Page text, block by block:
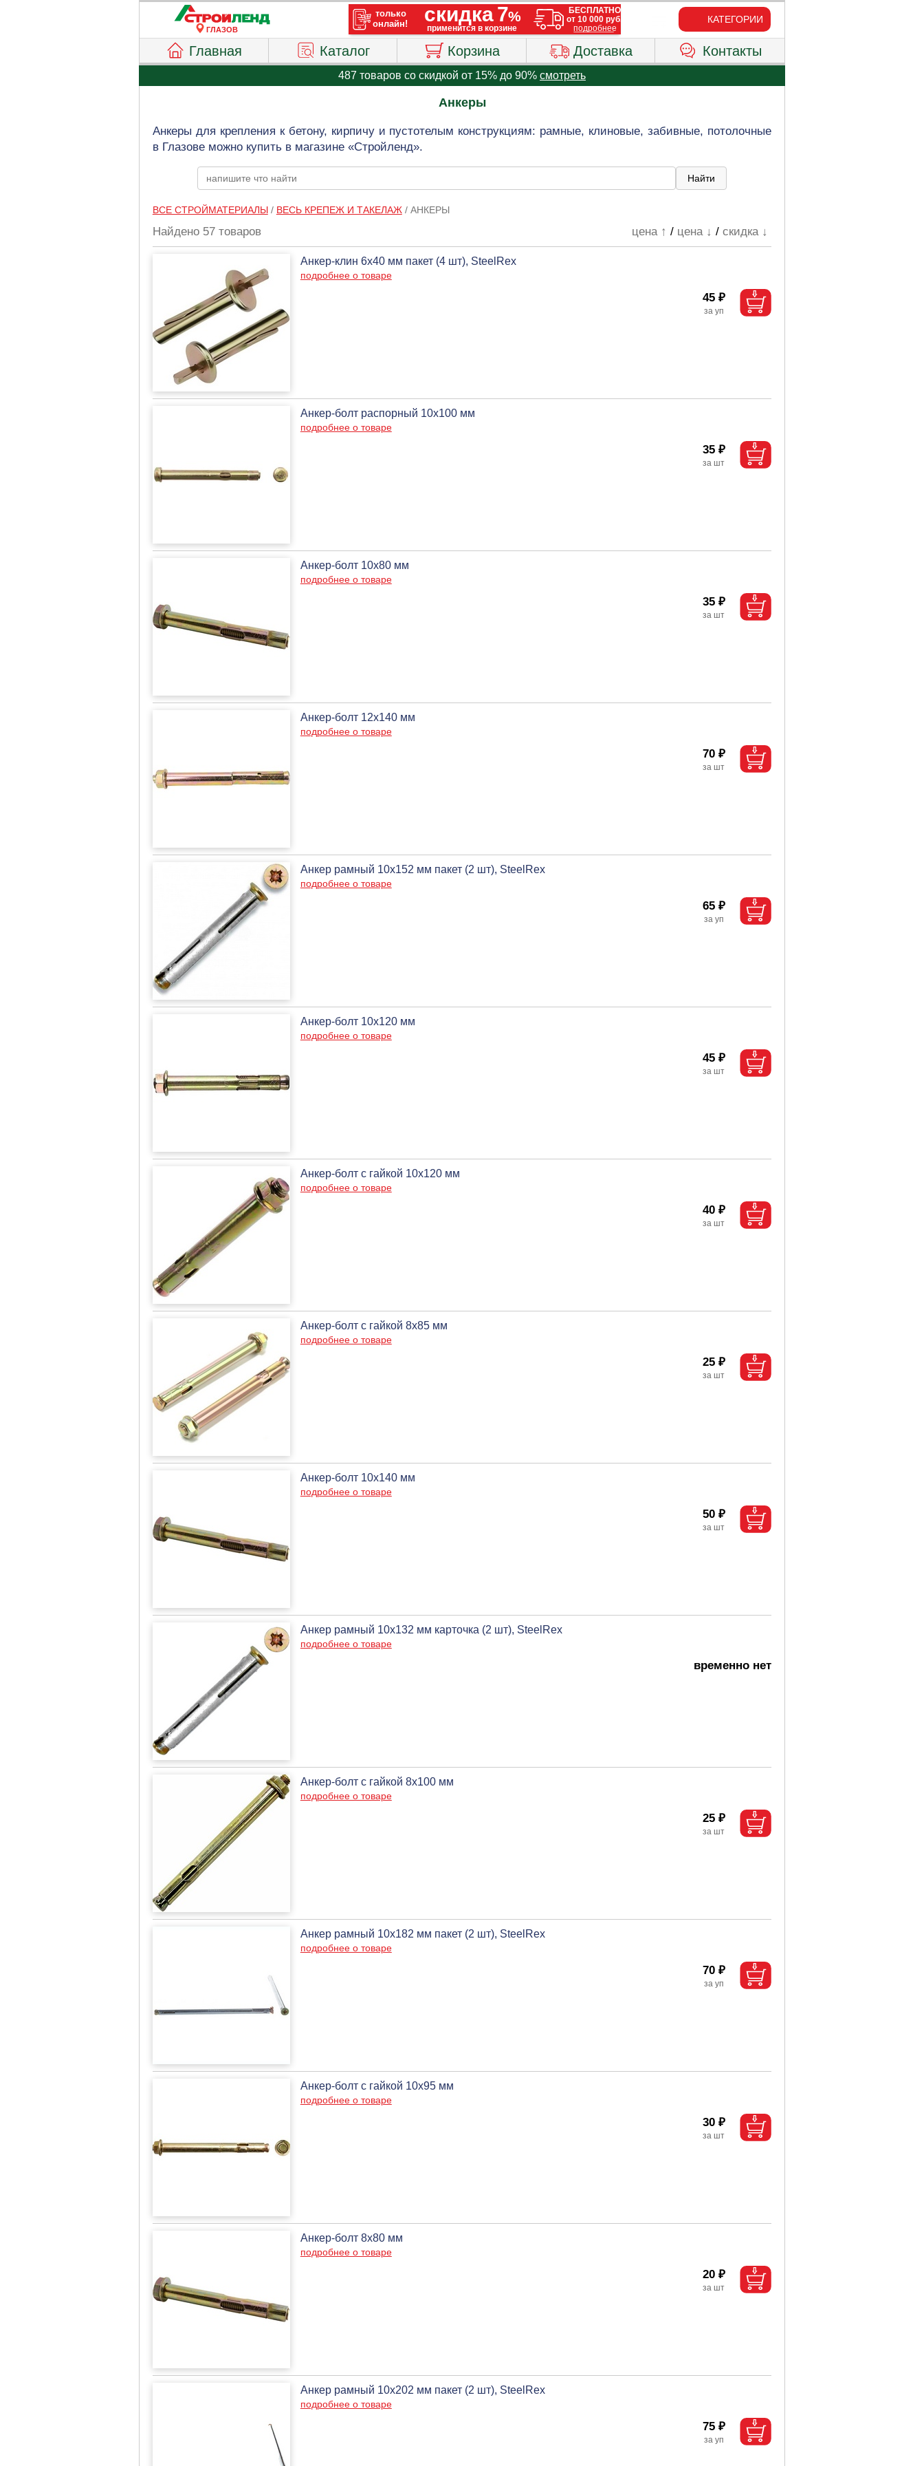
ГЛАЗОВ
КАТЕГОРИИ
Главная Каталог Корзина Доставка Контакты
487 товаров со скидкой от 15% до 90% смотреть
Анкеры
Анкеры для крепления к бетону, кирпичу и пустотелым конструкциям: рамные, клиновые, забивные, потолочные
в Глазове можно купить в магазине «Стройленд».
ВСЕ СТРОЙМАТЕРИАЛЫ/ ВЕСЬ КРЕПЕЖ И ТАКЕЛАЖ/ АНКЕРЫ
Найдено 57 товаров цена ↑ / цена ↓ /скидка ↓
Анкер-клин 6х40 мм пакет (4 шт), SteelRex
подробнее о товаре
45 ₽
Анкер-болт распорный 10х100 мм
подробнее о товаре
35 ₽
Анкер-болт 10х80 мм
подробнее о товаре
35 ₽
Анкер-болт 12х140 мм
подробнее о товаре
70 ₽
Анкер рамный 10х152 мм пакет (2 шт), SteelRex
подробнее о товаре
65 ₽
Анкер-болт 10х120 мм
подробнее о товаре
45 ₽
Анкер-болт с гайкой 10х120 мм
подробнее о товаре
40 ₽
Анкер-болт с гайкой 8х85 мм
подробнее о товаре
25 ₽
Анкер-болт 10х140 мм
подробнее о товаре
50 ₽
Анкер рамный 10х132 мм карточка (2 шт), SteelRex
подробнее о товаре
временно нет
Анкер-болт с гайкой 8х100 мм
подробнее о товаре
25 ₽
Анкер рамный 10х182 мм пакет (2 шт), SteelRex
подробнее о товаре
70 ₽
Анкер-болт с гайкой 10х95 мм
подробнее о товаре
30 ₽
Анкер-болт 8х80 мм
подробнее о товаре
20 ₽
Анкер рамный 10х202 мм пакет (2 шт), SteelRex
подробнее о товаре
75 ₽